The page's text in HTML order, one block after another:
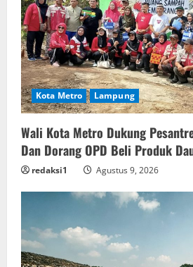
Kota Metro Lampung
Wali Kota Metro Dukung
Dan Dorang OPD Beli Produk
redaksi1 Agustus 9, 2026